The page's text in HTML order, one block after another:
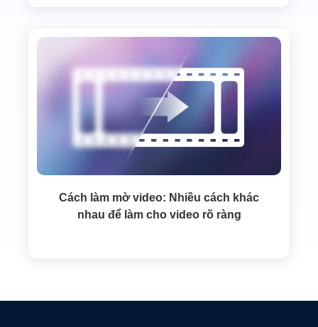
Cách làm mờ video: Nhiều cách khác
nhau để làm cho video rõ ràng